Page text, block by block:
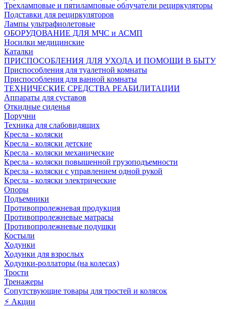
Трехламповые и пятиламповые облучатели рециркуляторы
Подставки для рециркуляторов
Лампы ультрафиолетовые
ОБОРУДОВАНИЕ ДЛЯ МЧС и АСМП
Носилки медицинские
Каталки
ПРИСПОСОБЛЕНИЯ ДЛЯ УХОДА И ПОМОЩИ В БЫТУ
Приспособления для туалетной комнаты
Приспособления для ванной комнаты
ТЕХНИЧЕСКИЕ СРЕДСТВА РЕАБИЛИТАЦИИ
Аппараты для суставов
Откидные сиденья
Поручни
Техника для слабовидящих
Кресла - коляски
Кресла - коляски детские
Кресла - коляски механические
Кресла - коляски повышенной грузоподъемности
Кресла - коляски с управлением одной рукой
Кресла - коляски электрические
Опоры
Подъемники
Противопролежневая продукция
Противопролежневые матрасы
Противопролежневые подушки
Костыли
Ходунки
Ходунки для взрослых
Ходунки-роллаторы (на колесах)
Трости
Тренажеры
Сопутствующие товары для тростей и колясок
⚡ Акции